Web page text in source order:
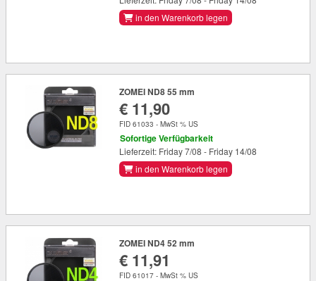
in den Warenkorb legen
ZOMEI ND8 55 mm
€ 11,90
FID 61033 - MwSt % US
Sofortige Verfügbarkeit
Lieferzeit: Friday 7/08 - Friday 14/08
in den Warenkorb legen
ZOMEI ND4 52 mm
€ 11,91
FID 61017 - MwSt % US